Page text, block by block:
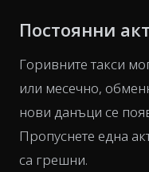
Постоянни
Горивните такси
или месечно,
нови данъци се
Пропуснете една
са грешни.